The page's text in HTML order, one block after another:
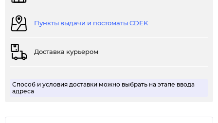
Пункты выдачи и постоматы CDEK
Доставка курьером
Способ и условия доставки можно выбрать на этапе ввода
адреса